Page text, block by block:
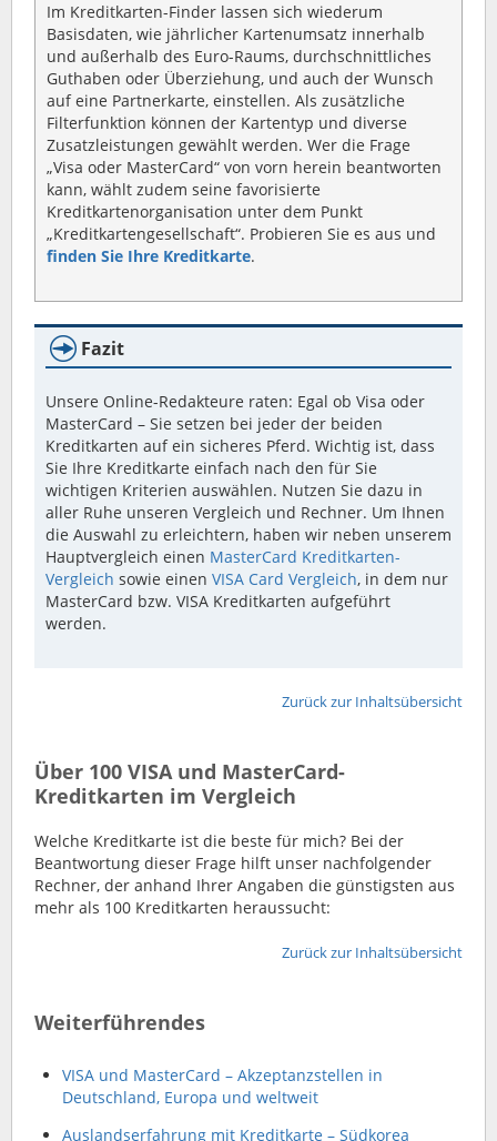
Im Kreditkarten-Finder lassen sich wiederum
Basisdaten, wie jährlicher Kartenumsatz innerhalb
und außerhalb des Euro-Raums, durchschnittliches
Guthaben oder Überziehung, und auch der Wunsch
auf eine Partnerkarte, einstellen. Als zusätzliche
Filterfunktion können der Kartentyp und diverse
Zusatzleistungen gewählt werden. Wer die Frage
„Visa oder MasterCard“ von vorn herein beantworten
kann, wählt zudem seine favorisierte
Kreditkartenorganisation unter dem Punkt
„Kreditkartengesellschaft“. Probieren Sie es aus und
finden Sie Ihre Kreditkarte.
Fazit
Unsere Online-Redakteure raten: Egal ob Visa oder
MasterCard – Sie setzen bei jeder der beiden
Kreditkarten auf ein sicheres Pferd. Wichtig ist, dass
Sie Ihre Kreditkarte einfach nach den für Sie
wichtigen Kriterien auswählen. Nutzen Sie dazu in
aller Ruhe unseren Vergleich und Rechner. Um Ihnen
die Auswahl zu erleichtern, haben wir neben unserem
Hauptvergleich einen MasterCard Kreditkarten-
Vergleich sowie einen VISA Card Vergleich, in dem nur
MasterCard bzw. VISA Kreditkarten aufgeführt
werden.
Zurück zur Inhaltsübersicht
Über 100 VISA und MasterCard-
Kreditkarten im Vergleich
Welche Kreditkarte ist die beste für mich? Bei der
Beantwortung dieser Frage hilft unser nachfolgender
Rechner, der anhand Ihrer Angaben die günstigsten aus
mehr als 100 Kreditkarten heraussucht:
Zurück zur Inhaltsübersicht
Weiterführendes
VISA und MasterCard – Akzeptanzstellen in
Deutschland, Europa und weltweit
Auslandserfahrung mit Kreditkarte – Südkorea